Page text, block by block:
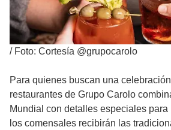
/ Foto: Cortesía @grupocarolo
Para quienes buscan una
restaurantes de Grupo Carolo
Mundial con detalles especiales para
los comensales recibirán las